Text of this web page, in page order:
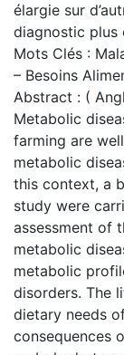
élargie sur
diagnostic plus
Mots Clés :
– Besoins
Abstract : (
Metabolic
farming are
metabolic
this context, a
study were
assessment of
metabolic
metabolic
disorders. The
dietary needs
consequences